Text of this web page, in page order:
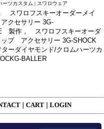
ーツカスタム | スワロウェア
ワロフスキーオーダーメイ
クセサリー 3G-
製作， スワロフスキーオーダ
プ アクセサリー 3G-SHOCK
ーダイヤモンド/クロムハーツカ
BALLER
CART LOGIN